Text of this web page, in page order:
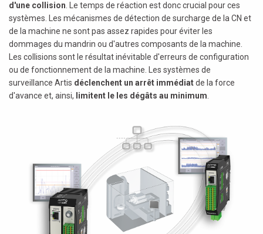
d'une collision . Le temps de réaction est donc crucial pour ces
systèmes. Les mécanismes de détection de surcharge de la CN et
de la machine ne sont pas assez rapides pour éviter les
dommages du mandrin ou d'autres composants de la machine.
Les collisions sont le résultat inévitable d'erreurs de configuration
ou de fonctionnement de la machine. Les systèmes de
surveillance Artis déclenchent un arrêt immédiatde la force
d'avance et, ainsi, limitent le les dégâts au minimum
한국어 (Korean)
If you are not yet registered, you may do it now: it is free!
Click here!